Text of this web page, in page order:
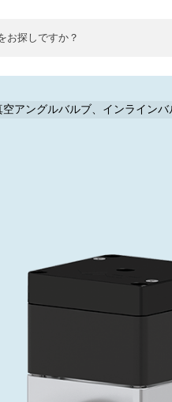
べてのニュースを見る
9月 2, 2026
す。
真空ゲートバル
真空アングルバ
真空バタフライ
圧力リリーフ／
真空モジュール
基板搬送
スパッタリング
CVD
科学機器と医学
コーティング
産業分野
真空輸送
真空減菌
サブファブシステ
高エネルギー物理
標準修理サービ
固定価格修理サ
VATサービスセン
Shares and debt
コーポレートガ
General Meeting
空アングルバルブ、インライン